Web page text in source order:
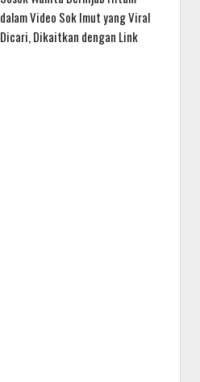
dalam Video Sok Imut yang Viral
Dicari, Dikaitkan dengan Link